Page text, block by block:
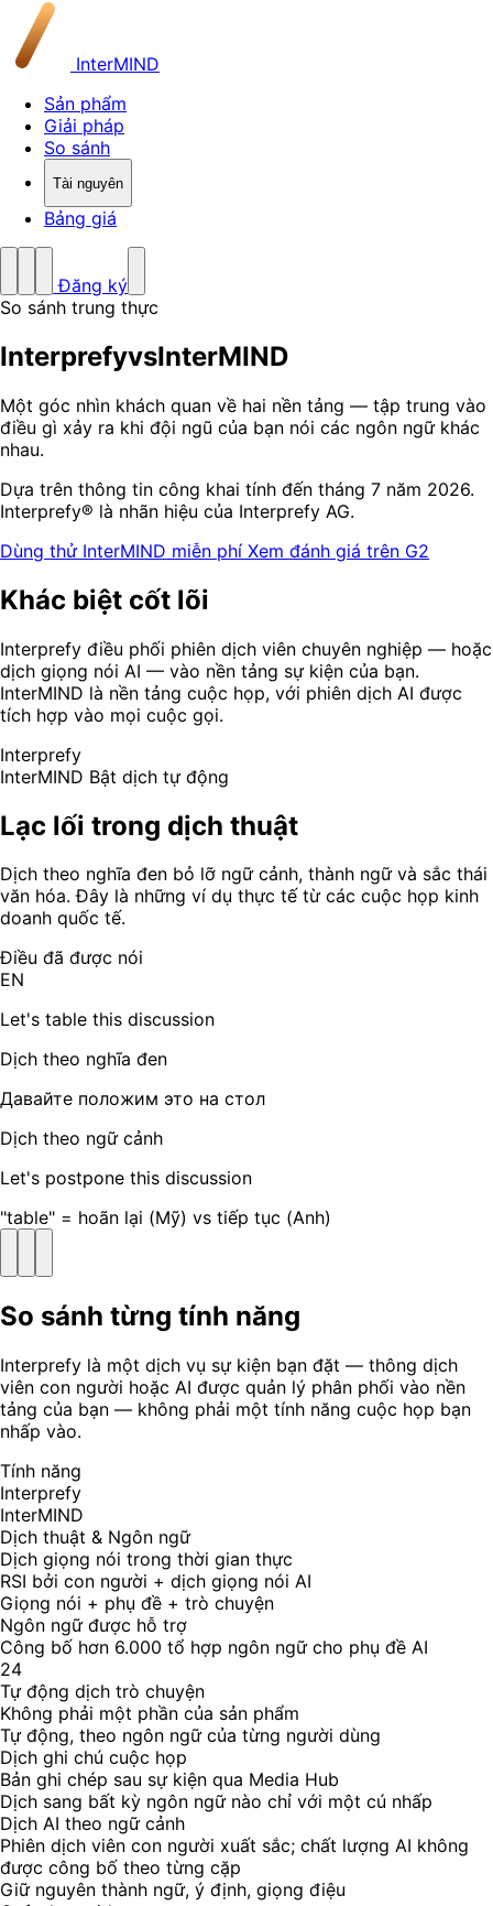
InterMIND
Sản phẩm
Giải pháp
So sánh
Tài nguyên
Bảng giá
Đăng ký
So sánh trung thực
InterprefyvsInterMIND
Một góc nhìn khách quan về hai nền tảng — tập trung vào
điều gì xảy ra khi đội ngũ của bạn nói các ngôn ngữ khác
nhau.
Dựa trên thông tin công khai tính đến tháng 7 năm 2026.
Interprefy® là nhãn hiệu của Interprefy AG.
Dùng thử InterMIND miễn phí Xem đánh giá trên G2
Khác biệt cốt lõi
Interprefy điều phối phiên dịch viên chuyên nghiệp — hoặc
dịch giọng nói AI — vào nền tảng sự kiện của bạn.
InterMIND là nền tảng cuộc họp, với phiên dịch AI được
tích hợp vào mọi cuộc gọi.
Interprefy
InterMIND Bật dịch tự động
Lạc lối trong dịch thuật
Dịch theo nghĩa đen bỏ lỡ ngữ cảnh, thành ngữ và sắc thái
văn hóa. Đây là những ví dụ thực tế từ các cuộc họp kinh
doanh quốc tế.
Điều đã được nói
EN
Let's table this discussion
Dịch theo nghĩa đen
Давайте положим это на стол
Dịch theo ngữ cảnh
Let's postpone this discussion
"table" = hoãn lại (Mỹ) vs tiếp tục (Anh)
So sánh từng tính năng
Interprefy là một dịch vụ sự kiện bạn đặt — thông dịch
viên con người hoặc AI được quản lý phân phối vào nền
tảng của bạn — không phải một tính năng cuộc họp bạn
nhấp vào.
Tính năng
Interprefy
InterMIND
Dịch thuật & Ngôn ngữ
Dịch giọng nói trong thời gian thực
RSI bởi con người + dịch giọng nói AI
Giọng nói + phụ đề + trò chuyện
Ngôn ngữ được hỗ trợ
Công bố hơn 6.000 tổ hợp ngôn ngữ cho phụ đề AI
24
Tự động dịch trò chuyện
Không phải một phần của sản phẩm
Tự động, theo ngôn ngữ của từng người dùng
Dịch ghi chú cuộc họp
Bản ghi chép sau sự kiện qua Media Hub
Dịch sang bất kỳ ngôn ngữ nào chỉ với một cú nhấp
Dịch AI theo ngữ cảnh
Phiên dịch viên con người xuất sắc; chất lượng AI không
được công bố theo từng cặp
Giữ nguyên thành ngữ, ý định, giọng điệu